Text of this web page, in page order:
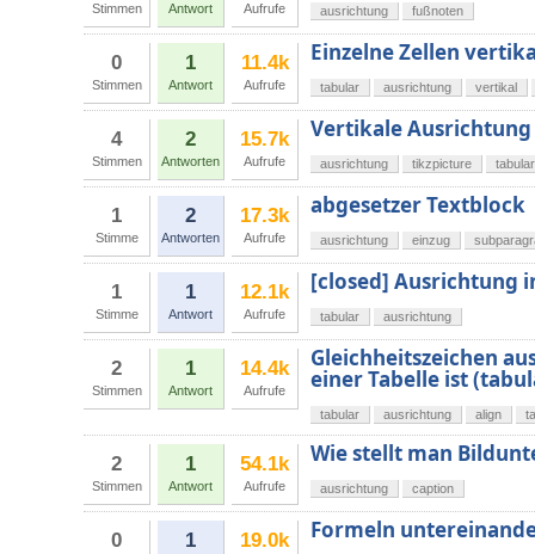
Stimmen Antwort Aufrufe ausrichtung fußnoten
0
Stimmen
1
Antwort
11.4k
Aufrufe
Einzelne Zellen
tabular ausrichtung vertikal
4
Stimmen
2
Antworten
15.7k
Aufrufe
Vertikale
ausrichtung tikzpicture
1
Stimme
2
Antworten
17.3k
Aufrufe
abgesetzer Textblock
ausrichtung einzug
1
Stimme
1
Antwort
12.1k
Aufrufe
[closed] Ausrichtung
tabular ausrichtung
2
Stimmen
1
Antwort
14.4k
Aufrufe
Gleichheitszeichen
einer Tabelle ist
tabular ausrichtung align
2
Stimmen
1
Antwort
54.1k
Aufrufe
Wie stellt man
ausrichtung caption
0 1 19.0k Formeln